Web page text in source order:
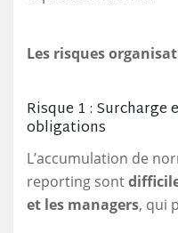
Les risques
Risque 1 : Surcharge
obligations
L’accumulation de
reporting sont
et les managers, qui